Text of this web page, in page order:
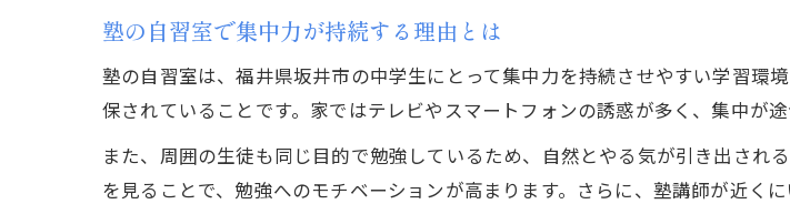
塾自習室で苦手科目を
塾自習室で学習計画を
福井県坂井市の塾における自
塾自習室が福井県坂井
塾の自習室で集中力が持続する理由とは
塾の自習室は、福井県坂井市の中学生にとって集中力を持続させやすい学習環
保されていることです。家ではテレビやスマートフォンの誘惑が多く、集中が
また、周囲の生徒も同じ目的で勉強しているため、自然とやる気が引き出され
を見ることで、勉強へのモチベーションが高まります。さらに、塾講師が近く